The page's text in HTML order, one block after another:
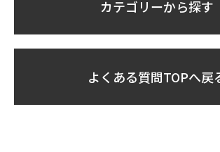
カテゴリーから探す
よくある質問TOPへ戻